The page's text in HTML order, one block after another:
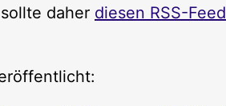
daher diesen RSS-Feed